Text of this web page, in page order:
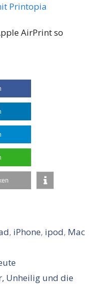
Printopia
AirPrint so
, iPhone, ipod, Mac
Unheilig und die